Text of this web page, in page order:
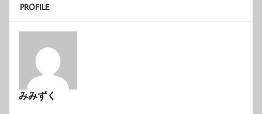
PROFILE
みみずく